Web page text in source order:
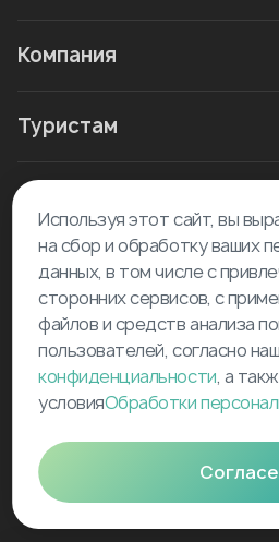
Компания
Туристам
Новое в блоге
©2026Tourselfer
support@tourselfer.com
Карта сайта
Используя этот сайт, вы
на сбор и обработку ваших
данных, в том числе с
сторонних сервисов, с
файлов и средств анализа
пользователей, согласно
конфиденциальности, а
условияОбработки